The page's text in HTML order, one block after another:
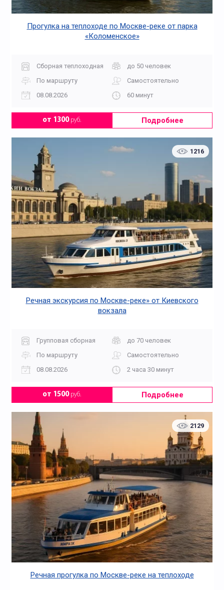
Прогулка на теплоходе по Москве-реке от парка
«Коломенское»
Сборная теплоходная
до 50 человек
По маршруту
Самостоятельно
08.08.2026
60 минут
от 1300руб. Подробнее
1216
Речная экскурсия по Москве-реке» от Киевского
вокзала
Групповая сборная
до 70 человек
По маршруту
Самостоятельно
08.08.2026
2 часа 30 минут
от 1500руб. Подробнее
2129
Речная прогулка по Москве-реке на теплоходе